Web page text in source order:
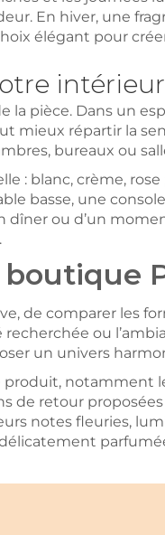
En hiver, une
élégant pour
la pièce. Dans un
mieux répartir la
bureaux ou
: blanc, crème, rose
basse, une
dîner ou d’un
de comparer les
ou
un univers
notamment
retour proposées
notes fleuries,